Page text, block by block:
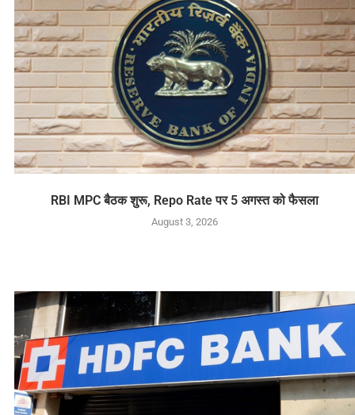
RBI MPC बैठक शुरू, Repo Rate पर 5 अगस्त को फैसला
August 3, 2026